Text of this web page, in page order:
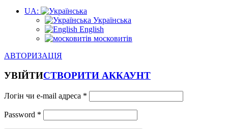
UA:
Українська
English
московитів
АВТОРИЗАЦІЯ
УВІЙТИСТВОРИТИ АККАУНТ
Логін чи e-mail адреса *
Password *